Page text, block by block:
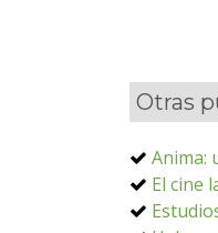
Otras
Anima:
El cine